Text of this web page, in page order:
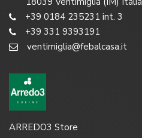
+39 0184 235231 int. 3
+39 331 9393191
ventimiglia@febalcasa.it
ARREDO3 Store